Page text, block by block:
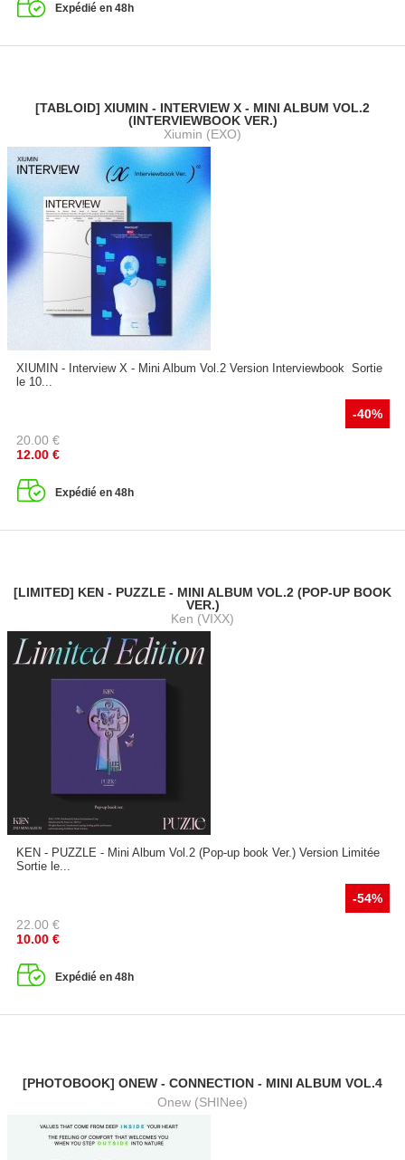
Expédié en 48h
[TABLOID] XIUMIN - INTERVIEW X - MINI ALBUM VOL.2
(INTERVIEWBOOK VER.)
Xiumin (EXO)
XIUMIN - Interview X - Mini Album Vol.2 Version Interviewbook Sortie
le 10...
-40%
20.00 €
12.00 €
Expédié en 48h
[LIMITED] KEN - PUZZLE - MINI ALBUM VOL.2 (POP-UP BOOK
VER.)
Ken (VIXX)
KEN - PUZZLE - Mini Album Vol.2 (Pop-up book Ver.) Version Limitée
Sortie le...
-54%
22.00 €
10.00 €
Expédié en 48h
[PHOTOBOOK] ONEW - CONNECTION - MINI ALBUM VOL.4
Onew (SHINee)